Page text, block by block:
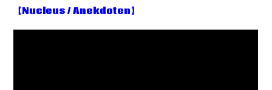
【Nucleus / Anekdoten】